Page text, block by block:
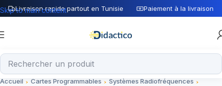
Livraison rapide partout en Tunisie Paiement à la livraison
Skip to main content
Accueil Cartes Programmables
Systèmes Radiofréquences